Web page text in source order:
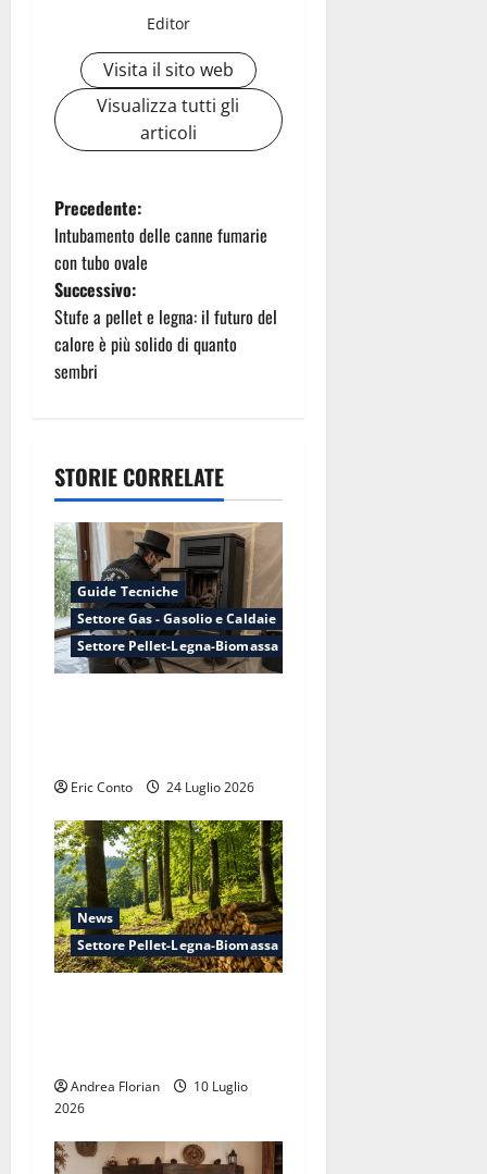
Editor
Visita il sito web
Visualizza tutti gli
articoli
N
a
v
i
z
i
o
n
e
t
i
c
o
Precedente:
Intubamento delle canne fumarie
con tubo ovale
Successivo:
Stufe a pellet e legna: il futuro del
calore è più solido di quanto
sembri
STORIE CORRELATE
Guide Tecniche
Settore Gas - Gasolio e Caldaie
Settore Pellet-Legna-Biomassa
Eric Conto 24 Luglio 2026
News
Settore Pellet-Legna-Biomassa
Andrea Florian
10 Luglio
2026